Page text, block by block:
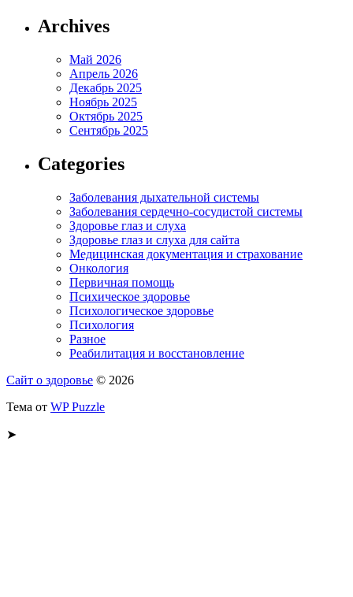
Archives
Май 2026
Апрель 2026
Декабрь 2025
Ноябрь 2025
Октябрь 2025
Сентябрь 2025
Categories
Заболевания дыхательной системы
Заболевания сердечно-сосудистой системы
Здоровье глаз и слуха
Здоровье глаз и слуха для сайта
Медицинская документация и страхование
Онкология
Первичная помощь
Психическое здоровье
Психологическое здоровье
Психология
Разное
Реабилитация и восстановление
Сайт о здоровье © 2026
Тема от WP Puzzle
➤